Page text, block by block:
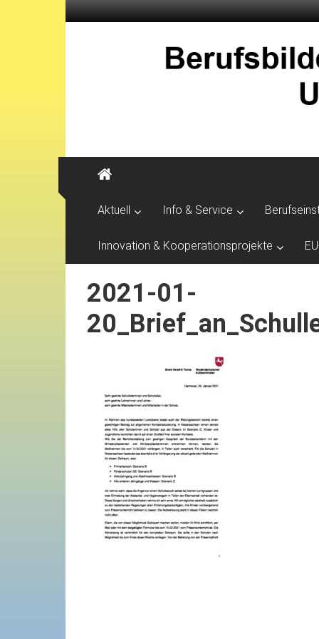
Aktuell Info & Service
Innovation & Kooperationsprojekte
2021-01-